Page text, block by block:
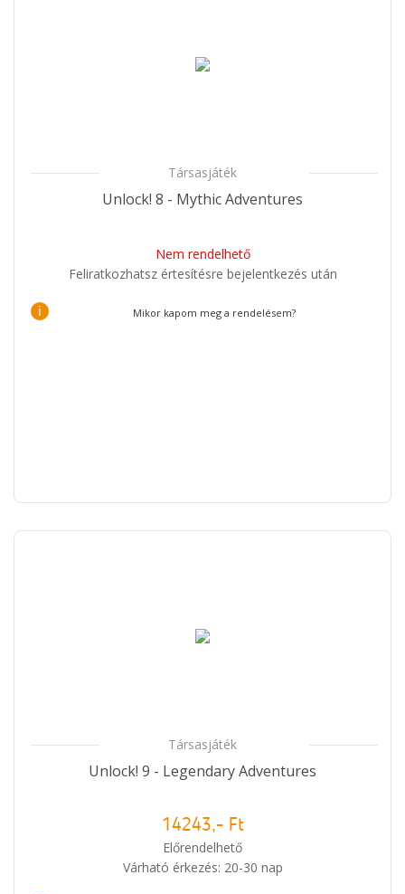
Társasjáték
Unlock! 8 - Mythic Adventures
Nem rendelhető
Feliratkozhatsz értesítésre bejelentkezés után
i Mikor kapom meg a rendelésem?
Társasjáték
Unlock! 9 - Legendary Adventures
14243,- Ft
Előrendelhető
Várható érkezés: 20-30 nap